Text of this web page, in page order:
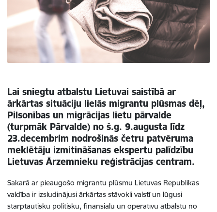
Lai sniegtu atbalstu Lietuvai saistībā ar
ārkārtas situāciju lielās migrantu plūsmas dēļ,
Pilsonības un migrācijas lietu pārvalde
(turpmāk Pārvalde) no š.g. 9.augusta līdz
23.decembrim nodrošinās četru patvēruma
meklētāju izmitināšanas ekspertu palīdzību
Lietuvas Ārzemnieku reģistrācijas centram.
Sakarā ar pieaugošo migrantu plūsmu Lietuvas Republikas
valdība ir izsludinājusi ārkārtas stāvokli valstī un lūgusi
starptautisku politisku, finansiālu un operatīvu atbalstu no